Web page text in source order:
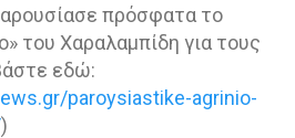
πρόσφατα το
του Χαραλαμπίδη για τους
εδώ:
paroysiastike-agrinio-
)